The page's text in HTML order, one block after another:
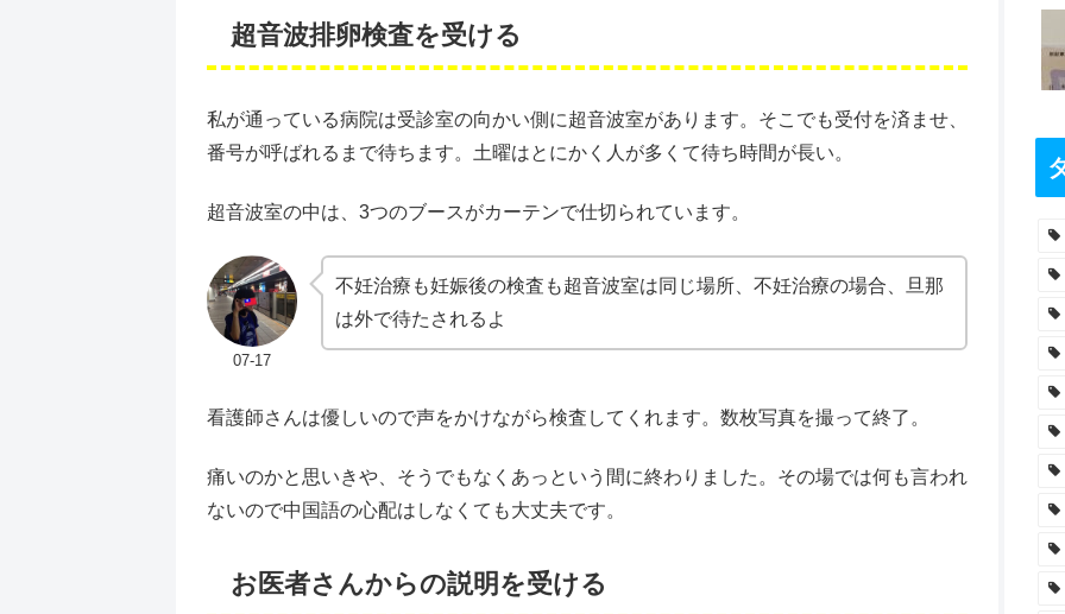
超音波排卵検査を受ける
私が通っている病院は受診室の向かい側に超音波室があります。そこでも受付を済ませ、
番号が呼ばれるまで待ちます。土曜はとにかく人が多くて待ち時間が長い。
超音波室の中は、3つのブースがカーテンで仕切られています。
07-17
不妊治療も妊娠後の検査も超音波室は同じ場所、不妊治療の場合、旦那
は外で待たされるよ
看護師さんは優しいので声をかけながら検査してくれます。数枚写真を撮って終了。
痛いのかと思いきや、そうでもなくあっという間に終わりました。その場では何も言われ
ないので中国語の心配はしなくても大丈夫です。
お医者さんからの説明を受ける